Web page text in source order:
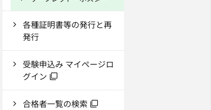
各種証明書等の発行と再
発行
受験申込み マイページロ
グイン
合格者一覧の検索